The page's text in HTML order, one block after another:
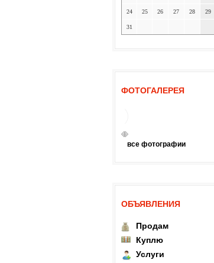
24 25 26 27 28 29
31
ФОТОГАЛЕРЕЯ
все фотографии
ОБЪЯВЛЕНИЯ
Продам
Куплю
Услуги